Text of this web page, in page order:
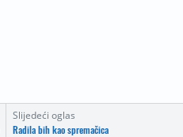
Slijedeći oglas
Radila bih kao spremačica